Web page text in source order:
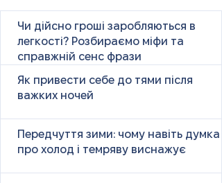
Чи дійсно гроші заробляються в
легкості? Розбираємо міфи та
справжній сенс фрази
Як привести себе до тями після
важких ночей
Передчуття зими: чому навіть думка
про холод і темряву виснажує